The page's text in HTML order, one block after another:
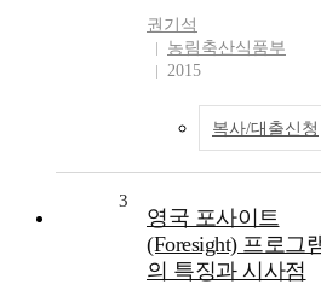
권기석
농림축산식품부
2015
복사/대출신청
3
영국 포사이트
(Foresight) 프로그
의 특징과 시사점